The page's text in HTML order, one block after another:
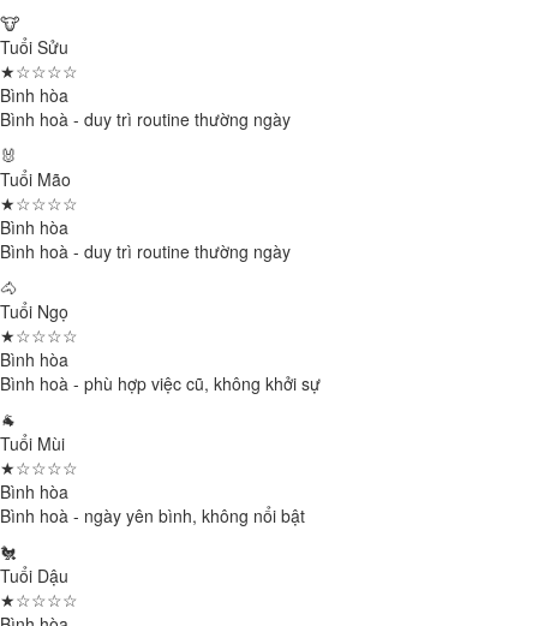
🐮
Tuổi Sửu
★☆☆☆☆
Bình hòa
Bình hoà - duy trì routine thường ngày
🐰
Tuổi Mão
★☆☆☆☆
Bình hòa
Bình hoà - duy trì routine thường ngày
🐴
Tuổi Ngọ
★☆☆☆☆
Bình hòa
Bình hoà - phù hợp việc cũ, không khởi sự
🐐
Tuổi Mùi
★☆☆☆☆
Bình hòa
Bình hoà - ngày yên bình, không nổi bật
🐔
Tuổi Dậu
★☆☆☆☆